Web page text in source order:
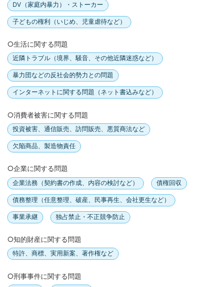
DV（家庭内暴力）・ストーカー
子どもの権利（いじめ、児童虐待など）
○生活に関する問題
近隣トラブル（境界、騒音、その他近隣迷惑など）
暴力団などの反社会的勢力との問題
インターネットに関する問題（ネット書込みなど）
○消費者被害に関する問題
投資被害、通信販売、訪問販売、悪質商法など
欠陥商品、製造物責任
○企業に関する問題
企業法務（契約書の作成、内容の検討など） 債権回収
債務整理（任意整理、破産、民事再生、会社更生など）
事業承継 独占禁止・不正競争防止
○知的財産に関する問題
特許、商標、実用新案、著作権など
○刑事事件に関する問題